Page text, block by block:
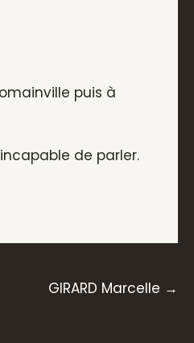
puis à
de parler.
GIRARD Marcelle →